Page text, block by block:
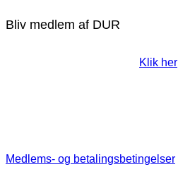
Bliv medlem af DUR
Klik her
Medlems- og betalingsbetingelser